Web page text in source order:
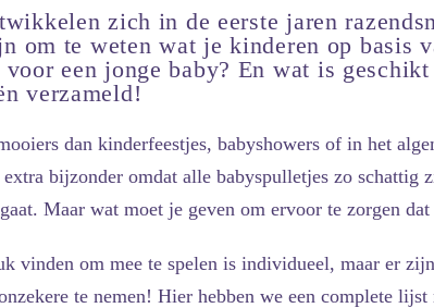
zich in de eerste jaren
om te weten wat je kinderen op basis
voor een jonge baby? En wat is
verzameld!
dan kinderfeestjes, babyshowers of in het
bijzonder omdat alle babyspulletjes zo
Maar wat moet je geven om ervoor te zorgen
vinden om mee te spelen is individueel, maar er
te nemen! Hier hebben we een complete